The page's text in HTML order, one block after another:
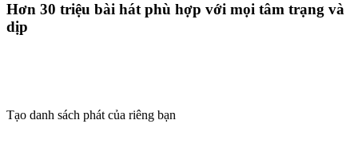
Hơn 30 triệu bài hát phù hợp với mọi tâm trạng và
dịp
Tạo danh sách phát của riêng bạn